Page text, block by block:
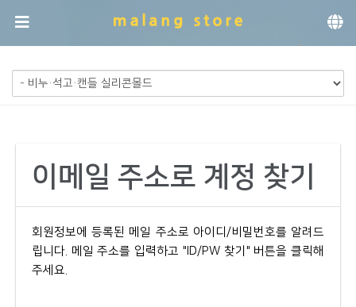
메뉴 건너뛰기
이메일 주소로 계정 찾기
회원정보에 등록된 메일 주소로 아이디/비밀번호를 알려드
립니다. 메일 주소를 입력하고 "ID/PW 찾기" 버튼을 클릭해
주세요.